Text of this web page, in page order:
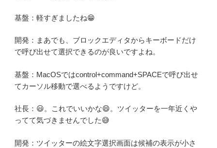
基盤：軽すぎましたね😁
開発：まあでも、ブロックエディタからキーボードだけ
で呼び出せて選択できるのが良いですよね。
基盤：MacOSではcontrol+command+SPACEで呼び出せ
てカーソル移動で選べるようですけど。
社長：😃。これでいいかな😄。ツイッターを一年近くや
ってて気づきませんでした😅
開発：ツイッターの絵文字選択画面は候補の表示が小さ